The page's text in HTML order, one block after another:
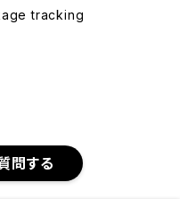
問する
tracking